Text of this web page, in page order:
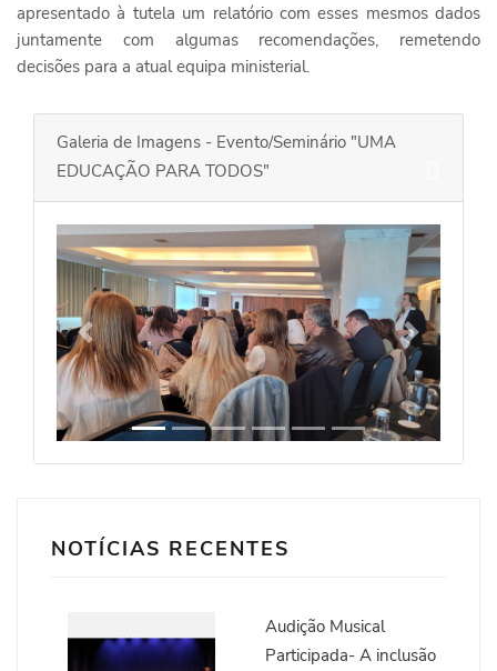
apresentado à tutela um relatório com esses mesmos dados
juntamente com algumas recomendações, remetendo
decisões para a atual equipa ministerial.
Galeria de Imagens - Evento/Seminário "UMA
EDUCAÇÃO PARA TODOS"
Anterior Seguinte
NOTÍCIAS RECENTES
Audição Musical
Participada- A inclusão